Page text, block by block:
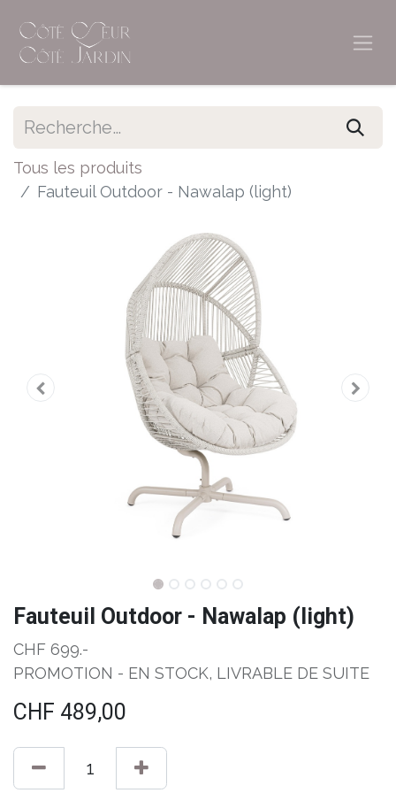
Tous les produits
Fauteuil Outdoor - Nawalap (light)
Fauteuil Outdoor - Nawalap (light)
CHF 699.-
PROMOTION - EN STOCK, LIVRABLE DE SUITE
CHF 489,00